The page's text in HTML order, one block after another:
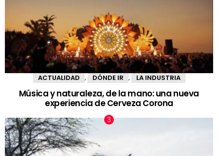
ACTUALIDAD , DÓNDE IR , LA INDUSTRIA
Música y naturaleza, de la mano: una nueva
experiencia de Cerveza Corona